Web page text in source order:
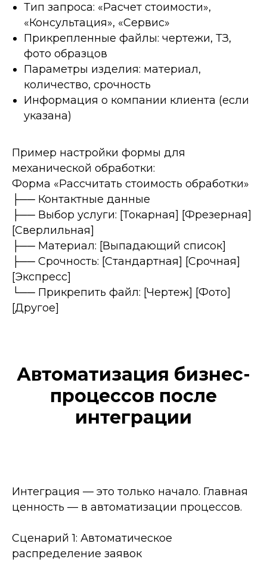
Тип запроса: «Расчет стоимости»,
«Консультация», «Сервис»
Прикрепленные файлы: чертежи, ТЗ,
фото образцов
Параметры изделия: материал,
количество, срочность
Информация о компании клиента (если
указана)
Пример настройки формы для
механической обработки:
Форма «Рассчитать стоимость обработки»
├── Контактные данные
├── Выбор услуги: [Токарная] [Фрезерная]
[Сверлильная]
├── Материал: [Выпадающий список]
├── Срочность: [Стандартная] [Срочная]
[Экспресс]
└── Прикрепить файл: [Чертеж] [Фото]
[Другое]
Автоматизация бизнес-
процессов после
интеграции
Интеграция — это только начало. Главная
ценность — в автоматизации процессов.
Сценарий 1: Автоматическое
распределение заявок